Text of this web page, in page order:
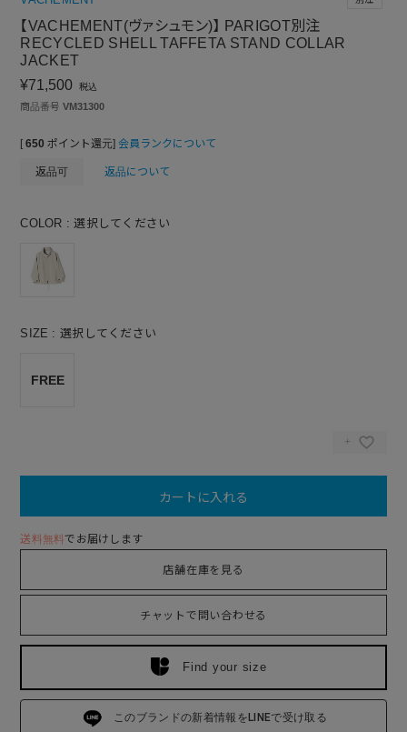
【VACHEMENT(ヴァシュモン)】 PARIGOT別注
RECYCLED SHELL TAFFETA STAND COLLAR
JACKET
¥71,500 税込
商品番号 VM31300
[ 650 ポイント還元] 会員ランクについて
返品可 返品について
COLOR 選択してください
SIZE 選択してください
FREE
カートに入れる
送料無料でお届けします
店舗在庫を見る
チャットで問い合わせる
Find your size
このブランドの新着情報をLINEで受け取る